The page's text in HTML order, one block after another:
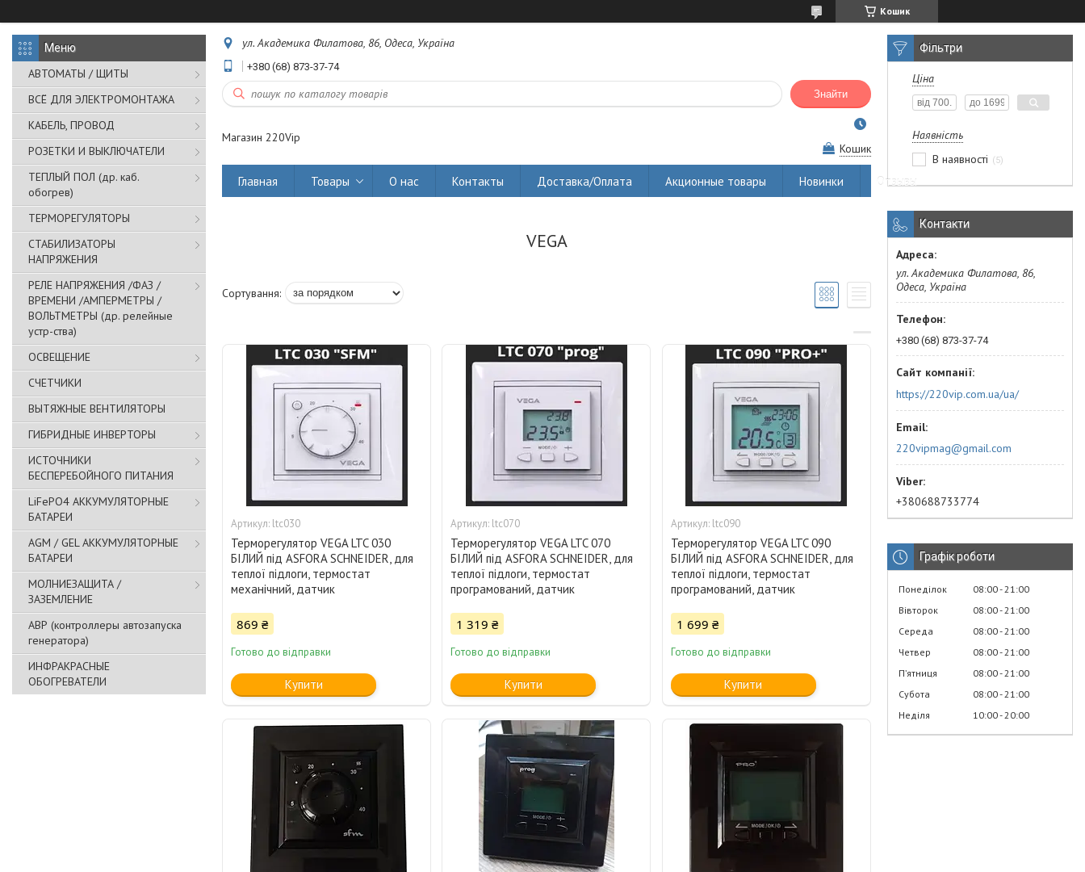
Кошик
АВТОМАТЫ / ЩИТЫ
ВСЁ ДЛЯ ЭЛЕКТРОМОНТАЖА
КАБЕЛЬ, ПРОВОД
РОЗЕТКИ И ВЫКЛЮЧАТЕЛИ
ТЕПЛЫЙ ПОЛ (др. каб.
обогрев)
ТЕРМОРЕГУЛЯТОРЫ
СТАБИЛИЗАТОРЫ
НАПРЯЖЕНИЯ
РЕЛЕ НАПРЯЖЕНИЯ /ФАЗ /
ВРЕМЕНИ /АМПЕРМЕТРЫ /
ВОЛЬТМЕТРЫ (др. релейные
устр-ства)
ОСВЕЩЕНИЕ
СЧЕТЧИКИ
ВЫТЯЖНЫЕ ВЕНТИЛЯТОРЫ
ГИБРИДНЫЕ ИНВЕРТОРЫ
ИСТОЧНИКИ
БЕСПЕРЕБОЙНОГО ПИТАНИЯ
LiFePO4 АККУМУЛЯТОРНЫЕ
БАТАРЕИ
AGM / GEL АККУМУЛЯТОРНЫЕ
БАТАРЕИ
МОЛНИЕЗАЩИТА /
ЗАЗЕМЛЕНИЕ
АВР (контроллеры автозапуска
генератора)
ИНФРАКРАСНЫЕ
ОБОГРЕВАТЕЛИ
ул. Академика Филатова, 86, Одеса, Україна
+380 (68) 873-37-74
Знайти
Магазин 220Vip
Кошик
Главная Товары О нас Контакты Доставка/Оплата Акционные товары Новинки Отзывы
VEGA
ltc030
Терморегулятор VEGA LTC 030
БІЛИЙ під ASFORA SCHNEIDER, для
теплої підлоги, термостат
механічний, датчик
869 ₴
Готово до відправки
Купити
ltc070
Терморегулятор VEGA LTC 070
БІЛИЙ під ASFORA SCHNEIDER, для
теплої підлоги, термостат
програмований, датчик
1 319 ₴
Готово до відправки
Купити
ltc090
Терморегулятор VEGA LTC 090
БІЛИЙ під ASFORA SCHNEIDER, для
теплої підлоги, термостат
програмований, датчик
1 699 ₴
Готово до відправки
Купити
Фільтри
Ціна
Наявність
В наявності
5
Контакти
ул. Академика Филатова, 86,
Одеса, Україна
+380 (68) 873-37-74
https://220vip.com.ua/ua/
220vipmag@gmail.com
+380688733774
Графік роботи
Понеділок 08:00 21:00
Вівторок
08:00 21:00
Середа
08:00 21:00
Четвер
08:00 21:00
Пʼятниця
08:00 21:00
Субота
08:00 21:00
Неділя
10:00 20:00